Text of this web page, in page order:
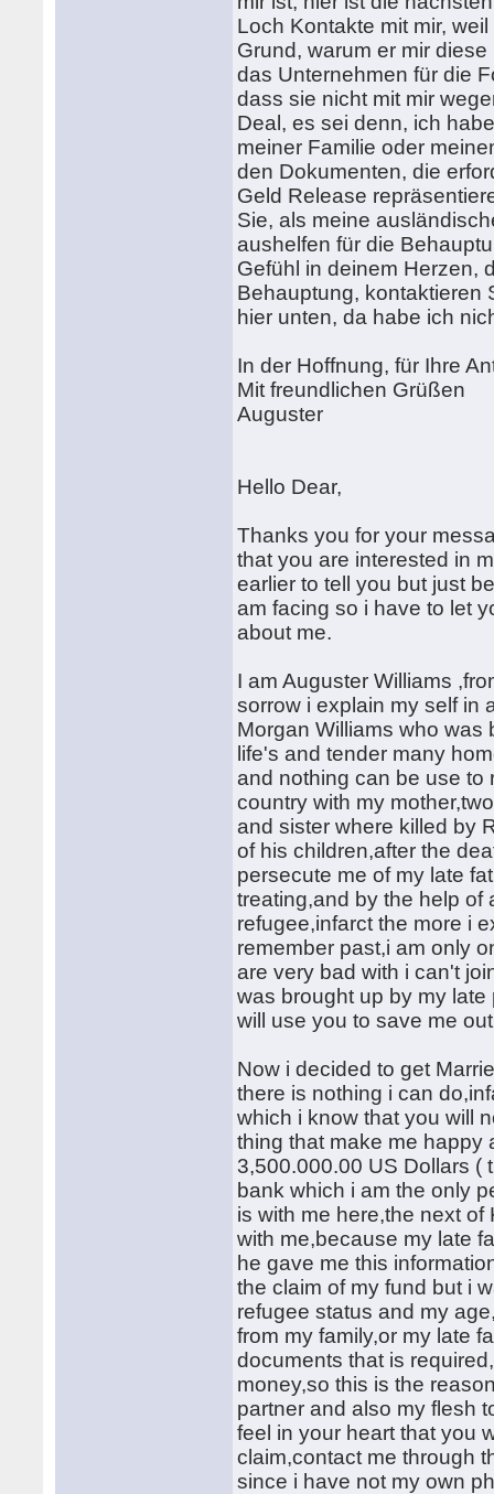
Loch Kontakte mit mir,
Grund, warum er mir
das Unternehmen für die
dass sie nicht mit mir
Deal, es sei denn, ich
meiner Familie oder
den Dokumenten, die
Geld Release
Sie, als meine
aushelfen für die
Gefühl in deinem Herzen,
Behauptung, kontaktieren
hier unten, da habe ich
In der Hoffnung, für Ihre
Mit freundlichen Grüßen
Auguster
Hello Dear,
Thanks you for your
that you are interested in
earlier to tell you but just
am facing so i have to let
about me.
I am Auguster Williams
sorrow i explain my self in
Morgan Williams who was
life's and tender many
and nothing can be use to
country with my
and sister where killed by
of his children,after the
persecute me of my late
treating,and by the help of
refugee,infarct the more i
remember past,i am only
are very bad with i can't
was brought up by my
will use you to save me
Now i decided to get
there is nothing i can
which i know that you will
thing that make me happy
3,500.000.00 US Dollars (
bank which i am the only
is with me here,the next
with me,because my late
he gave me this
the claim of my fund but i
refugee status and my
from my family,or my late
documents that is
money,so this is the
partner and also my flesh
feel in your heart that you
claim,contact me through
since i have not my own